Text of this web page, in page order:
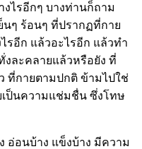
งไรอีกๆ บางท่านก็ถาม
นๆ ร้อนๆ ที่ปรากฏที่กาย
รอีก แล้วอะไรอีก แล้วทำ
งละคลายแล้วหรือยัง ที่
ที่กายตามปกติ ข้ามไปใช่
ป็นความแช่มชื่น ซึ่งโทษ
อ่อนบ้าง แข็งบ้าง มีความ